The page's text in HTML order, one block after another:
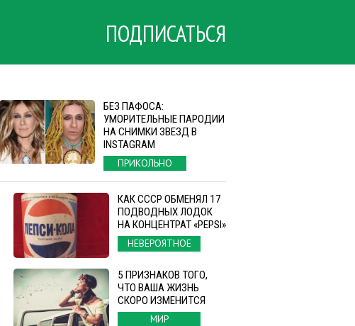
ПОДПИСАТЬСЯ
БЕЗ ПАФОСА:
УМОРИТЕЛЬНЫЕ ПАРОДИИ
НА СНИМКИ ЗВЕЗД В
INSTAGRAM
ПРИКОЛЬНО
КАК СССР ОБМЕНЯЛ 17
ПОДВОДНЫХ ЛОДОК
НА КОНЦЕНТРАТ «PEPSI»
НЕВЕРОЯТНОЕ
5 ПРИЗНАКОВ ТОГО,
ЧТО ВАША ЖИЗНЬ
СКОРО ИЗМЕНИТСЯ
МИР